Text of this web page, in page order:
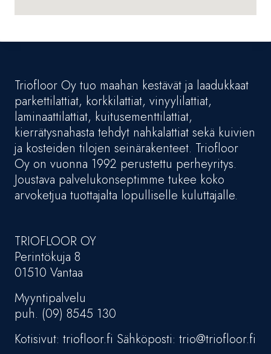
Triofloor Oy tuo maahan kestävät ja laadukkaat
parkettilattiat, korkkilattiat, vinyylilattiat,
laminaattilattiat, kuitusementtilattiat,
kierrätysnahasta tehdyt nahkalattiat sekä kuivien
ja kosteiden tilojen seinärakenteet. Triofloor
Oy on vuonna 1992 perustettu perheyritys.
Joustava palvelukonseptimme tukee koko
arvoketjua tuottajalta lopulliselle kuluttajalle.
TRIOFLOOR OY
Perintökuja 8
01510 Vantaa
Myyntipalvelu
puh. (09) 8545 130
Kotisivut: triofloor.fi Sähköposti: trio@triofloor.fi